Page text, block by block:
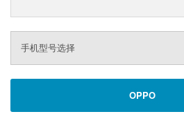
手机型号选择
OPPO